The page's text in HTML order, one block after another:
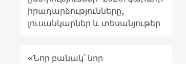
իրադարձությունները,
լուսանկարներ և տեսանյութեր
«Նոր բանակ՝ նոր